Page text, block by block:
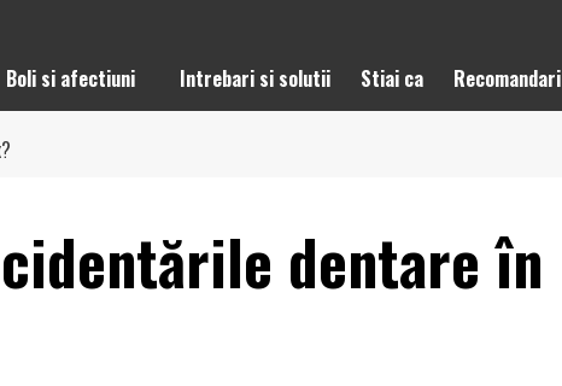
Boli si afectiuni Intrebari si solutii Stiai ca Recomandari
dentare în